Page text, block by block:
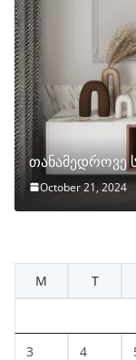
თანამედროვე
October 21, 2024
M
T
3 4